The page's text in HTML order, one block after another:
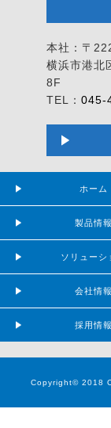
本社：〒
横浜市港北
8F
TEL： 045-
ホーム
製品情報
ソリューシ
会社情報
採用情報
Copyright© 2018